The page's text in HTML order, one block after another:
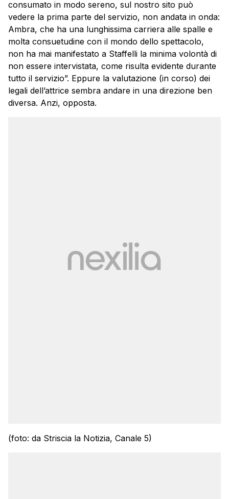
consumato in modo sereno, sul nostro sito può
vedere la prima parte del servizio, non andata in onda:
Ambra, che ha una lunghissima carriera alle spalle e
molta consuetudine con il mondo dello spettacolo,
non ha mai manifestato a Staffelli la minima volontà di
non essere intervistata, come risulta evidente durante
tutto il servizio”. Eppure la valutazione (in corso) dei
legali dell’attrice sembra andare in una direzione ben
diversa. Anzi, opposta.
(foto: da Striscia la Notizia, Canale 5)